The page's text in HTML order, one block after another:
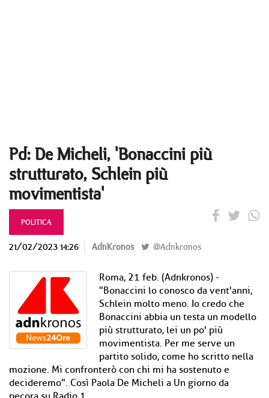
Pd: De Micheli, 'Bonaccini più
strutturato, Schlein più
movimentista'
POLITICA
21/02/2023 14:26 AdnKronos @Adnkronos
Roma, 21 feb. (Adnkronos) -
"Bonaccini lo conosco da vent'anni,
Schlein molto meno. Io credo che
Bonaccini abbia un testa un modello
più strutturato, lei un po' più
movimentista. Per me serve un
partito solido, come ho scritto nella
mozione. Mi confronterò con chi mi ha sostenuto e
decideremo". Così Paola De Micheli a Un giorno da